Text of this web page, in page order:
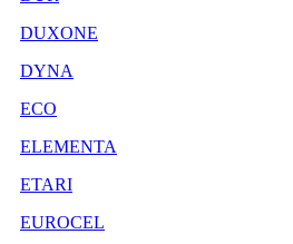
DUXONE
DYNA
ECO
ELEMENTA
ETARI
EUROCEL